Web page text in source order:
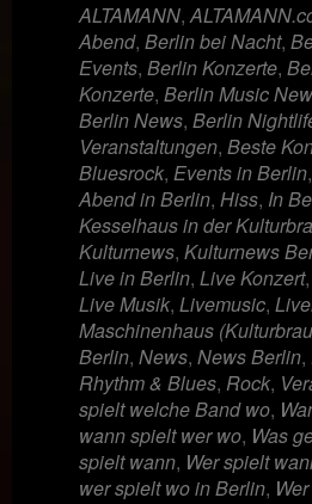
ALTAMANN,
Abend, Berlin bei Nacht,
Events, Berlin Konzerte,
Konzerte, Berlin Music
Berlin News, Berlin
Veranstaltungen, Beste
Bluesrock, Events in Berlin,
Abend in Berlin, Hiss, In
Kesselhaus in der
Kulturnews, Kulturnews
Live in Berlin, Live Konzert,
Live Musik, Livemusic,
Maschinenhaus
Berlin, News, News Berlin,
Rhythm & Blues, Rock,
spielt welche Band wo,
wann spielt wer wo, Was
spielt wann, Wer spielt
wer spielt wo in Berlin,